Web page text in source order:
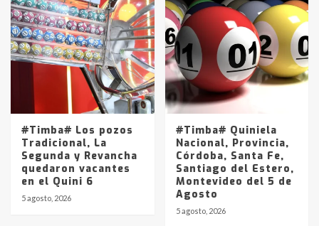
#Timba# Los pozos
Tradicional, La
Segunda y Revancha
quedaron vacantes
en el Quini 6
5 agosto, 2026
#Timba# Quiniela
Nacional, Provincia,
Córdoba, Santa Fe,
Santiago del Estero,
Montevideo del 5 de
Agosto
5 agosto, 2026